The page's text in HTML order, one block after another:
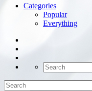
Categories
Popular
Everything